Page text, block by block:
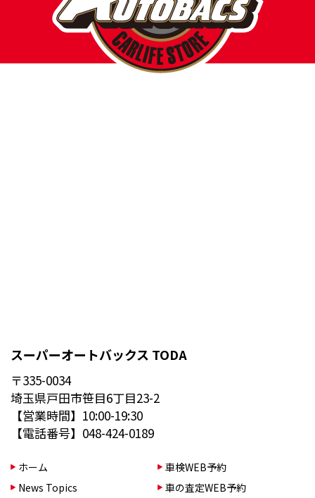
スーパーオートバックス TODA
〒335-0034
埼玉県戸田市笹目6丁目23-2
【営業時間】10:00-19:30
【電話番号】048-424-0189
ホーム
News Topics
車検WEB予約
車の査定WEB予約